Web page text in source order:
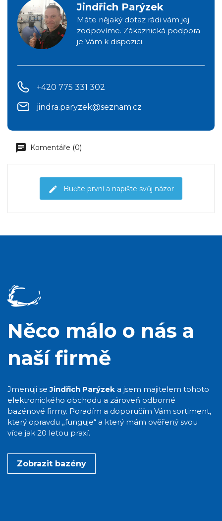
Jindřich Parýzek
Máte nějaký dotaz rádi vám jej
zodpovíme. Zákaznická podpora
je Vám k dispozici.
+420 775 331 302
jindra.paryzek@seznam.cz
Komentáře (0)
Buďte první a napište svůj názor
Něco málo o nás a
naší firmě
Jmenuji seJindřich Parýzek a jsem majitelem tohoto
elektronického obchodu a zároveň odborné
bazénové firmy. Poradím a doporučím Vám sortiment,
který opravdu „funguje“ a který mám ověřený svou
více jak 20 letou praxí.
Zobrazit bazény